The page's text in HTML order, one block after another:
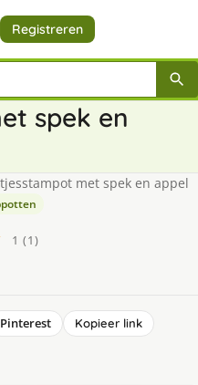
Registreren
spek en
met spek en appel
1 (1)
Pinterest
Kopieer link